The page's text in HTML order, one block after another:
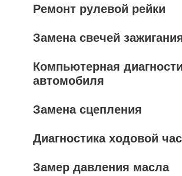
Ремонт рулевой рейки
Замена свечей
Компьютерная
автомобиля
Замена сцепления
Диагностика ходовой
Замер давления масла